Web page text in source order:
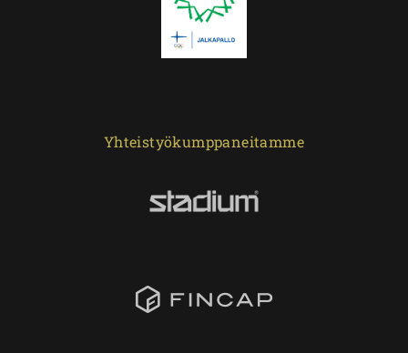
Yhteistyökumppaneitamme